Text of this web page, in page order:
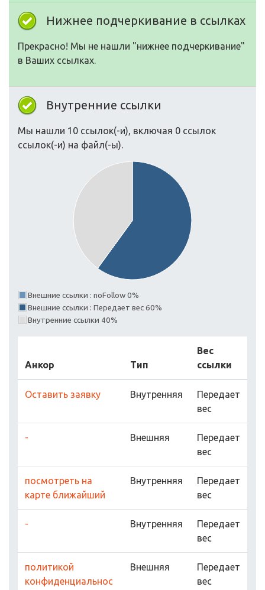
Нижнее подчеркивание в ссылках
Прекрасно! Мы не нашли "нижнее подчеркивание"
в Ваших ссылках.
Внутренние ссылки
Мы нашли 10 ссылок(-и), включая 0 ссылок
ссылок(-и) на файл(-ы).
Внешние ссылки : noFollow 0%
Внешние ссылки : Передает вес 60%
Внутренние ссылки 40%
Анкор Тип
Вес
ссылки
Оставить заявку Внутренняя
Передает
вес
- Внешняя
Передает
вес
посмотреть на
карте ближайший
Внутренняя
Передает
вес
- Внутренняя
Передает
вес
политикой
конфиденциальнос
Внешняя
Передает
вес